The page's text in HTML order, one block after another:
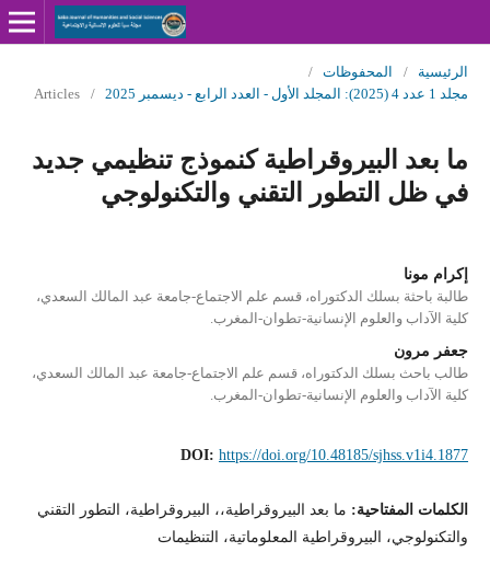
الرئيسية / المحفوظات
/
مجلد 1 عدد 4 (2025): المجلد الأول - العدد الرابع - ديسمبر 2025
/
Articles
ما بعد البيروقراطية كنموذج تنظيمي جديد
في ظل التطور التقني والتكنولوجي
إكرام مونا
طالبة باحثة بسلك الدكتوراه، قسم علم الاجتماع-جامعة عبد المالك السعدي،
كلية الآداب والعلوم الإنسانية-تطوان-المغرب.
جعفر مرون
طالب باحث بسلك الدكتوراه، قسم علم الاجتماع-جامعة عبد المالك السعدي،
كلية الآداب والعلوم الإنسانية-تطوان-المغرب.
DOI:https://doi.org/10.48185/sjhss.v1i4.1877
الكلمات المفتاحية: ما بعد البيروقراطية،، البيروقراطية، التطور التقني
والتكنولوجي، البيروقراطية المعلوماتية، التنظيمات